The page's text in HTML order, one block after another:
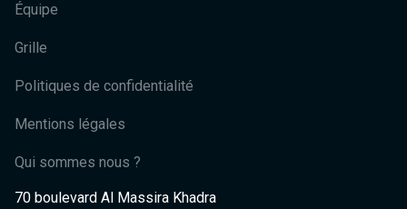
Équipe
Grille
Politiques de confidentialité
Mentions légales
Qui sommes nous ?
70 boulevard Al Massira Khadra